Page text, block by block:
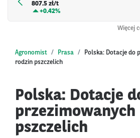
807.5 zł/t
+0.42%
Więcej
Agronomist Prasa
Polska: Dotacje do
rodzin pszczelich
Polska: Dotacje
pszczelich